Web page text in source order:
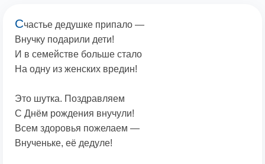
Счастье дедушке припало —
Внучку подарили дети!
И в семействе больше стало
На одну из женских вредин!
Это шутка. Поздравляем
С Днём рождения внучули!
Всем здоровья пожелаем —
Внученьке, её дедуле!